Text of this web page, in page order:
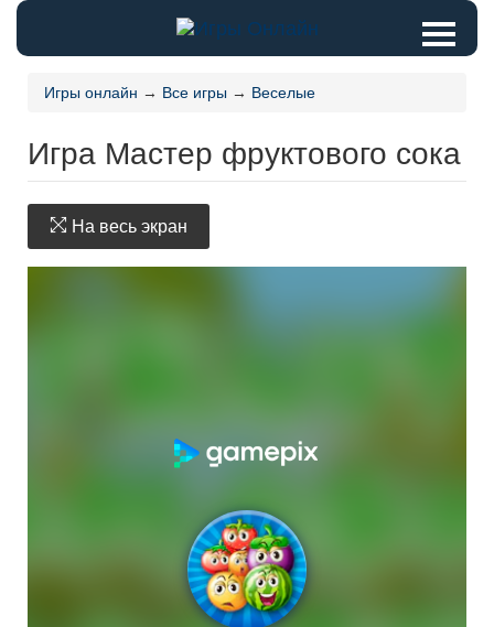
Игры онлайн → Все игры → Веселые
Игра Мастер фруктового сока
На весь экран